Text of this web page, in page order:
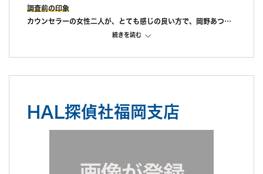
調査前の印象
カウンセラーの女性二人が、とても感じの良い方で、岡野あつこ
さんの離婚カウンセラーの資格をお持でしたので、話がとてもス
実際に調査にあたる方も説明に来てくれて、機材を見せてくれた
した。
していただけます。
続きを読む
HAL探偵社福岡支店